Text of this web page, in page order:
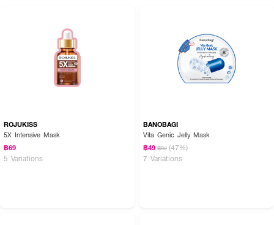
ROJUKISS
5X Intensive Mask
฿69
5 Variations
BANOBAGI
Vita Genic Jelly Mask
฿49 ฿92 (47%)
7 Variations